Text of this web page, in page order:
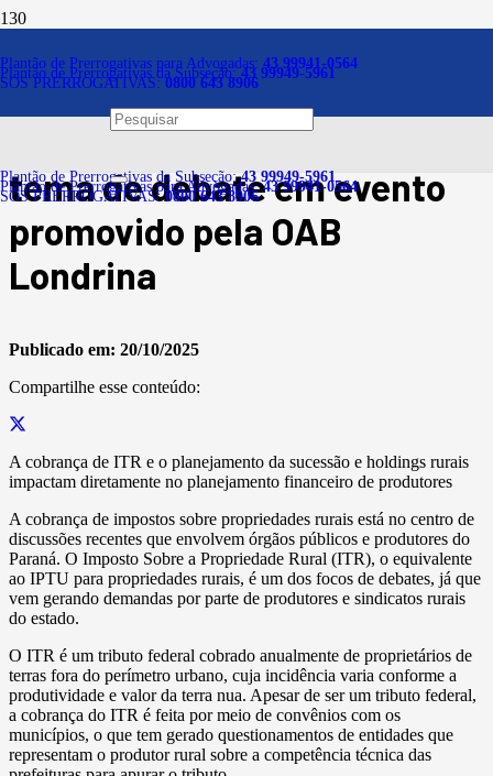
Plantão de Prerrogativas para Advogadas: 43 99941-0564
Plantão de Prerrogativas da Subseção:43 99949-5961
SOS PRERROGATIVAS:0800 643 8906
Plantão de Prerrogativas da Subseção:43 99949-5961
Plantão de Prerrogativas para Advogadas:43 99941-0564
SOS PRERROGATIVAS:0800 643 8906
Impostos sobre
propriedades rurais são
tema de debate em evento
promovido pela OAB
Londrina
Publicado em: 20/10/2025
Compartilhe esse conteúdo:
A cobrança de ITR e o planejamento da sucessão e holdings rurais
impactam diretamente no planejamento financeiro de produtores
A cobrança de impostos sobre propriedades rurais está no centro de
discussões recentes que envolvem órgãos públicos e produtores do
Paraná. O Imposto Sobre a Propriedade Rural (ITR), o equivalente
ao IPTU para propriedades rurais, é um dos focos de debates, já que
vem gerando demandas por parte de produtores e sindicatos rurais
do estado.
O ITR é um tributo federal cobrado anualmente de proprietários de
terras fora do perímetro urbano, cuja incidência varia conforme a
produtividade e valor da terra nua. Apesar de ser um tributo federal,
a cobrança do ITR é feita por meio de convênios com os
municípios, o que tem gerado questionamentos de entidades que
representam o produtor rural sobre a competência técnica das